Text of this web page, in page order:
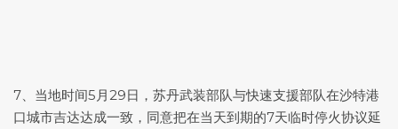
7、当地时间5月29日，苏丹武装部队与快速支援部队在沙特港
口城市吉达达成一致，同意把在当天到期的7天临时停火协议延